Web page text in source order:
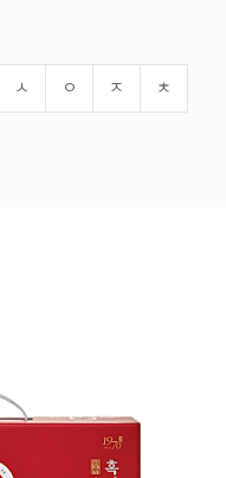
ㅅ ㅇ ㅈ
ㅊ